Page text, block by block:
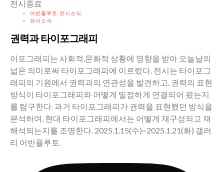
전시종료
어반플루토 전시소식
전시소식
권력과 타이포그래피
이포그래피는 사회적,문화적 상황에 영향을 받아 오늘날의
넓은 의미로써 타이포그래피에 이르렀다. 전시는 타이포그
래피의 기원에서 권력과의 연관성을 발견하고, 권력의 표현
방식이 타이포그래피와 어떻게 밀접하게 연결되어 왔는지
를 탐구한다. 과거 타이포그래피가 권력을 표현했던 방식을
분석하며, 현대 타이포그래피에서는 어떻게 재구성되고 재
해석되는지를 조명한다. 2025.1.15(수)~2025.1.21(화) 갤러
리 어반플루토.